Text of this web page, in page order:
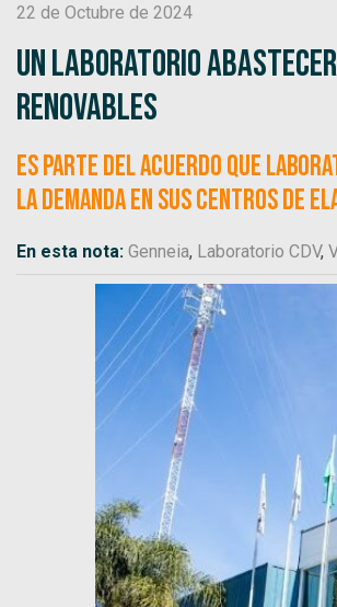
22 de Octubre de 2024
Un laboratorio
renovables
Es parte del acuerdo que
la demanda en sus centros de
En esta nota: Genneia, Laboratorio CDV,